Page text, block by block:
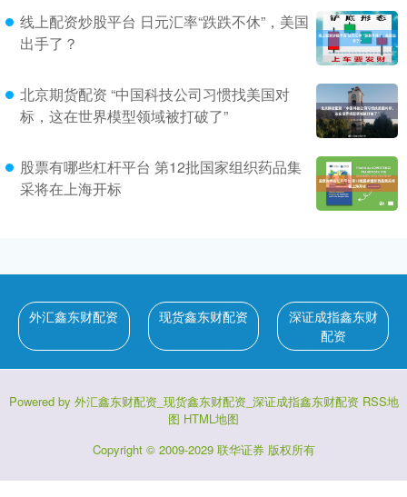
线上配资炒股平台 日元汇率“跌跌不休”，美国
出手了？
北京期货配资 “中国科技公司习惯找美国对
标，这在世界模型领域被打破了”
股票有哪些杠杆平台 第12批国家组织药品集
采将在上海开标
外汇鑫东财配资 现货鑫东财配资
深证成指鑫东财
配资
Powered by 外汇鑫东财配资_现货鑫东财配资_深证成指鑫东财配资 RSS地
图 HTML地图
Copyright © 2009-2029 联华证券版权所有